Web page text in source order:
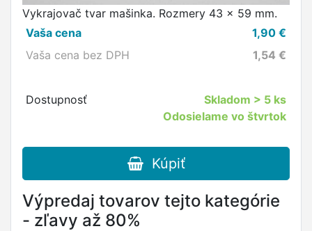
Vykrajovač tvar mašinka. Rozmery 43 x 59 mm.
Vaša cena
1,90 €
Vaša cena bez DPH
1,54 €
Dostupnosť Skladom > 5 ks
Odosielame vo štvrtok
Kúpiť
Výpredaj tovarov tejto kategórie
- zľavy až 80%